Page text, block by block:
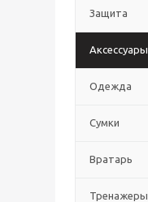
Защита
Аксессуары
Одежда
Сумки
Вратарь